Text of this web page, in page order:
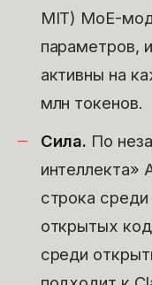
MIT) MoE-
параметров,
активны на
млн токенов.
Сила. По
интеллекта»
строка
открытых
среди